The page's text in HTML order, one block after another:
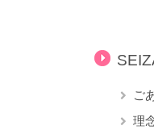
ご
理